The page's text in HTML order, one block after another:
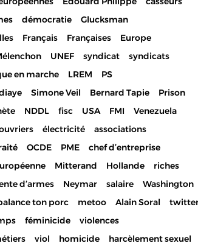
démocratie
Glucksman
Français Françaises
Europe
UNEF syndicat
syndicats
en marche LREM
PS
Simone Veil Bernard Tapie
Prison
NDDL fisc USA FMI
Venezuela
électricité
associations
OCDE PME
chef d’entreprise
Mitterand Hollande
riches
d’armes Neymar salaire
Washington
ton porc metoo Alain Soral
féminicide
violences
viol homicide
harcèlement sexuel